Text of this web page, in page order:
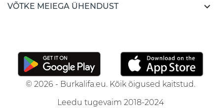
VÕTKE MEIEGA ÜHENDUST 
© 2026 - Burkalifa.eu. Kõik õigused kaitstud.
Leedu tugevaim 2018-2024